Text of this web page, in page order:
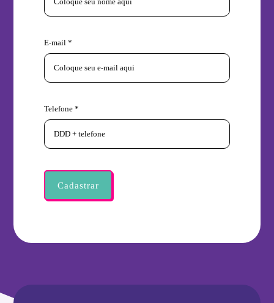
E-mail *
Telefone *
Cadastrar